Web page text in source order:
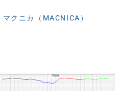
マクニカ（MACNICA）